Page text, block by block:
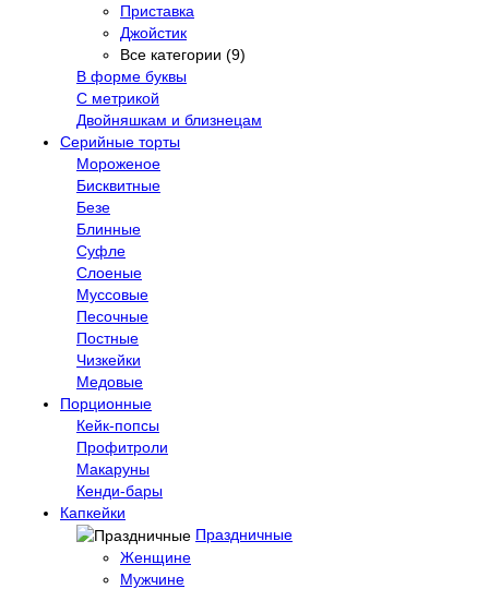
Приставка
Джойстик
Все категории (9)
В форме буквы
С метрикой
Двойняшкам и близнецам
Серийные торты
Мороженое
Бисквитные
Безе
Блинные
Суфле
Слоеные
Муссовые
Песочные
Постные
Чизкейки
Медовые
Порционные
Кейк-попсы
Профитроли
Макаруны
Кенди-бары
Капкейки
Праздничные
Женщине
Мужчине